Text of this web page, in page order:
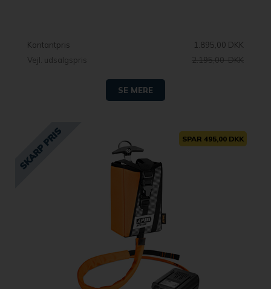
Kontantpris
1.895,00 DKK
Vejl. udsalgspris
2.195,00 DKK
SE MERE
SPAR 495,00 DKK